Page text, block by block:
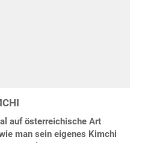
auf österreichische Art
man sein eigenes Kimchi